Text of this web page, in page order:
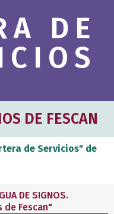
DE
DE FESCAN
de Servicios" de
DE SIGNOS.
de Fescan"